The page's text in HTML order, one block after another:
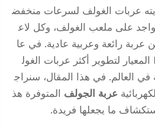
عربات الغولف لسرعات منخفض
على ملعب الغولف، وكل لاع
رائعة وعربية عادية. في عا
م 2024، تضع Lesong المعيار لتطوير أكثر عربات الغول
في العالم. في هذا المقال، سنراج
عربة الجولف المتوفرة هذ
ما يجعلها فريدة.